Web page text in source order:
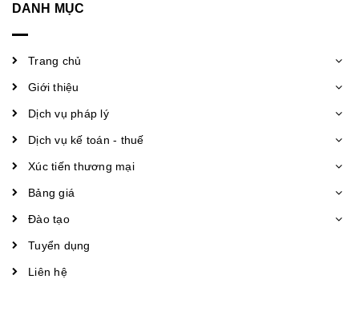
DANH MỤC
Trang chủ
Giới thiệu
Dịch vụ pháp lý
Dịch vụ kế toán - thuế
Xúc tiến thương mại
Bảng giá
Đào tạo
Tuyển dụng
Liên hệ